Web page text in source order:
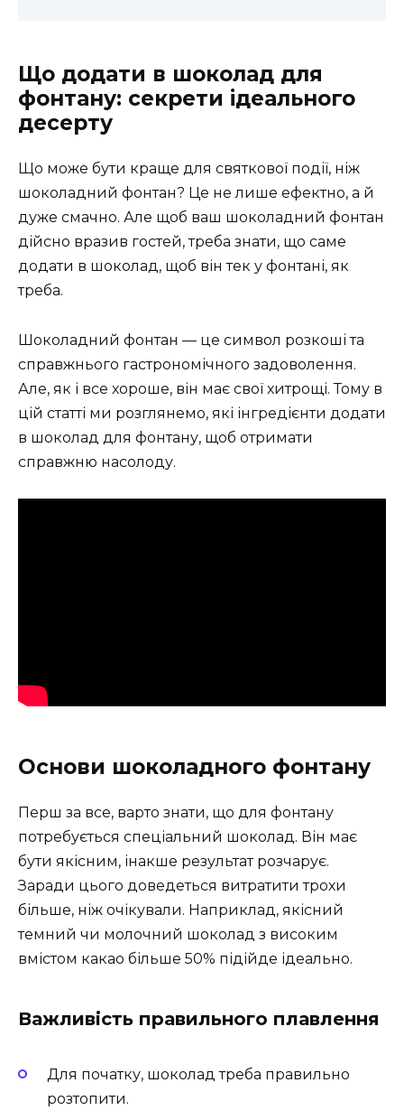
Що додати в шоколад для
фонтану: секрети ідеального
десерту
Що може бути краще для святкової події, ніж
шоколадний фонтан? Це не лише ефектно, а й
дуже смачно. Але щоб ваш шоколадний фонтан
дійсно вразив гостей, треба знати, що саме
додати в шоколад, щоб він тек у фонтані, як
треба.
Шоколадний фонтан — це символ розкоші та
справжнього гастрономічного задоволення.
Але, як і все хороше, він має свої хитрощі. Тому в
цій статті ми розглянемо, які інгредієнти додати
в шоколад для фонтану, щоб отримати
справжню насолоду.
Основи шоколадного фонтану
Перш за все, варто знати, що для фонтану
потребується спеціальний шоколад. Він має
бути якісним, інакше результат розчарує.
Заради цього доведеться витратити трохи
більше, ніж очікували. Наприклад, якісний
темний чи молочний шоколад з високим
вмістом какао більше 50% підійде ідеально.
Важливість правильного плавлення
Для початку, шоколад треба правильно
розтопити.